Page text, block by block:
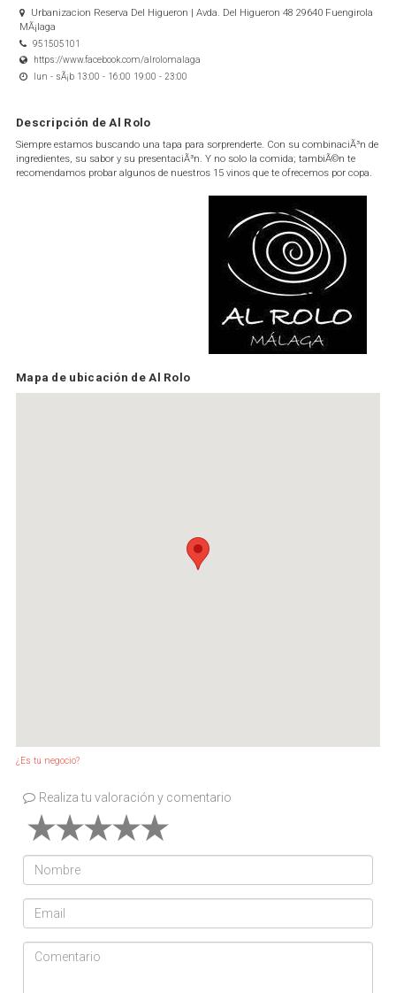
Urbanizacion Reserva Del Higueron | Avda. Del Higueron 48 29640 Fuengirola
MÃ¡laga
951505101
https://www.facebook.com/alrolomalaga
lun - sÃ¡b 13:00 - 16:00 19:00 - 23:00
Descripción de Al Rolo
Siempre estamos buscando una tapa para sorprenderte. Con su combinaciÃ³n de
ingredientes, su sabor y su presentaciÃ³n. Y no solo la comida; tambiÃ©n te
recomendamos probar algunos de nuestros 15 vinos que te ofrecemos por copa.
Mapa de ubicación de Al Rolo
¿Es tu negocio?
Realiza tu valoración y comentario